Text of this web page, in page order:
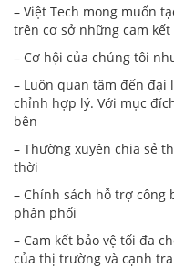
– Việt Tech mong muốn
trên cơ sở những cam
– Cơ hội của chúng tôi
– Luôn quan tâm đến
chỉnh hợp lý. Với mục
bên
– Thường xuyên chia sẻ
thời
– Chính sách hỗ trợ công
phân phối
– Cam kết bảo vệ tối đa
của thị trường và cạnh